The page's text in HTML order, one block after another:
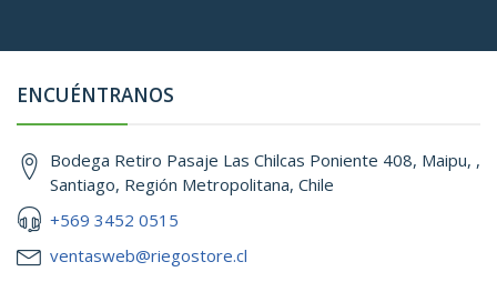
ENCUÉNTRANOS
Bodega Retiro Pasaje Las Chilcas Poniente 408, Maipu, ,
Santiago, Región Metropolitana, Chile
+569 3452 0515
ventasweb@riegostore.cl